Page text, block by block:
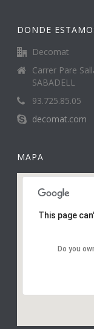
DONDE
Decomat
Carrer Pare
SABADELL
93.725.85.05
decomat.com
MAPA
This page
Do you